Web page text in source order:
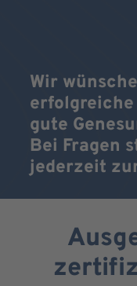
Wir
gute
Bei Fragen
jederzeit